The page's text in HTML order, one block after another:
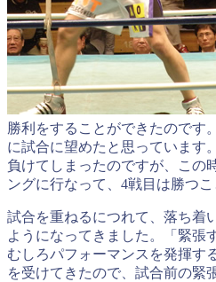
勝利をすることができたのです
に試合に望めたと思っています
負けてしまったのですが、この
ングに行なって、4戦目は勝つこ
試合を重ねるにつれて、落ち着
ようになってきました。「緊張
むしろパフォーマンスを発揮す
を受けてきたので、試合前の緊